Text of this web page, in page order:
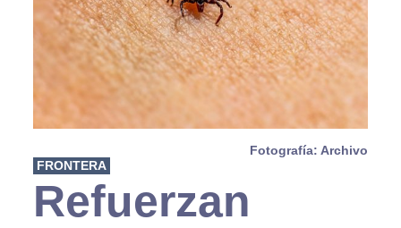
Fotografía: Archivo
FRONTERA
Refuerzan